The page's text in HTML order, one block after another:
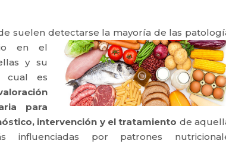
suelen detectarse la mayoría de las
en el
y su
cual es
para
intervención y el tratamiento de
influenciadas por patrones